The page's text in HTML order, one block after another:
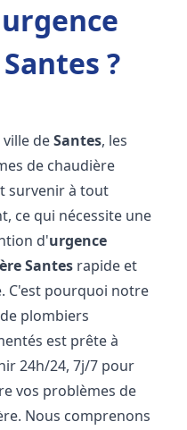
?
ville deSantes, les
de chaudière
survenir à tout
ce qui nécessite une
d'urgence
Santes rapide et
C'est pourquoi notre
plombiers
est prête à
24h/24, 7j/7 pour
vos problèmes de
Nous comprenons